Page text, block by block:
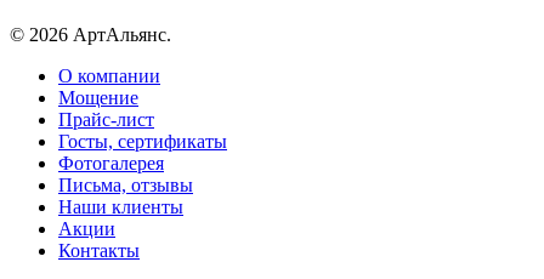
© 2026 АртАльянс.
О компании
Мощение
Прайс-лист
Госты, сертификаты
Фотогалерея
Письма, отзывы
Наши клиенты
Акции
Контакты